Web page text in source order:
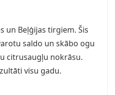
un Beļģijas tirgiem. Šis
saldo un skābo ogu
citrusaugļu nokrāsu.
visu gadu.